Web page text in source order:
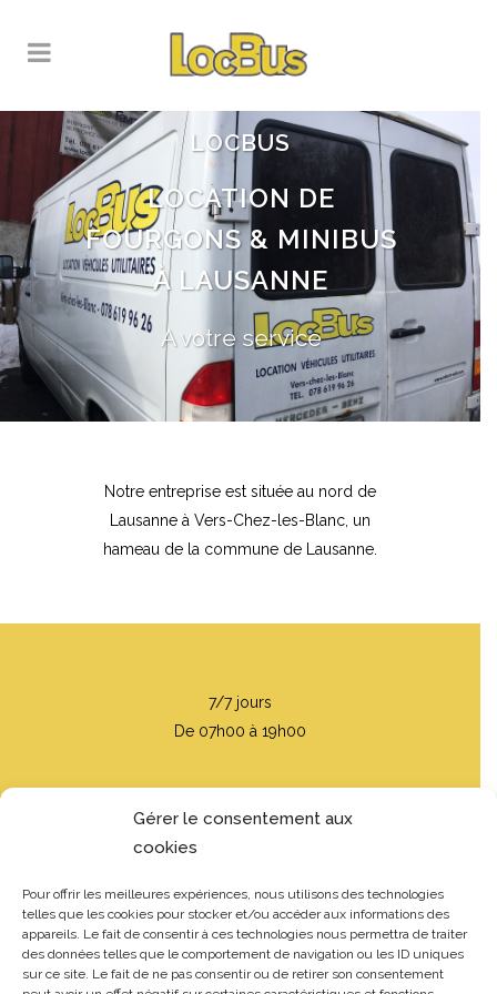
Gérer le consentement aux
cookies
Pour offrir les meilleures expériences, nous utilisons des technologies
telles que les cookies pour stocker et/ou accéder aux informations des
appareils. Le fait de consentir à ces technologies nous permettra de traiter
des données telles que le comportement de navigation ou les ID uniques
sur ce site. Le fait de ne pas consentir ou de retirer son consentement
LOCBUS
LOCATION DE
FOURGONS & MINIBUS
À LAUSANNE
A votre service
Notre entreprise est située au nord de
Lausanne à Vers-Chez-les-Blanc, un
hameau de la commune de Lausanne.
7/7 jours
De 07h00 à 19h00
Route de Marin 5
1000 Lausanne 26